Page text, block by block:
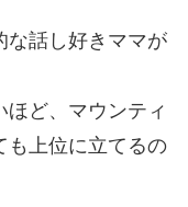
な話し好きママが
ど、マウンティ
も上位に立てるの